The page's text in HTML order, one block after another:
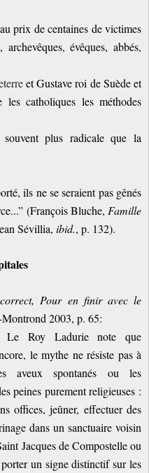
prix de centaines de victimes
évêques, abbés,
et Gustave roi de Suède et
catholiques les méthodes
plus radicale que la
ils ne se seraient pas gênés
(François Bluche, Famille
Sévillia, ibid., p. 132).
Pour en finir avec le
2003, p. 65:
Roy Ladurie note que
le mythe ne résiste pas à
aveux spontanés ou les
peines purement religieuses :
offices, jeûner, effectuer des
dans un sanctuaire voisin
Jacques de Compostelle ou
un signe distinctif sur les